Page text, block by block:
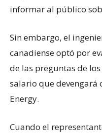
informar al público
Sin embargo, el
canadiense optó por
de las preguntas de
salario que devengará
Energy.
Cuando el